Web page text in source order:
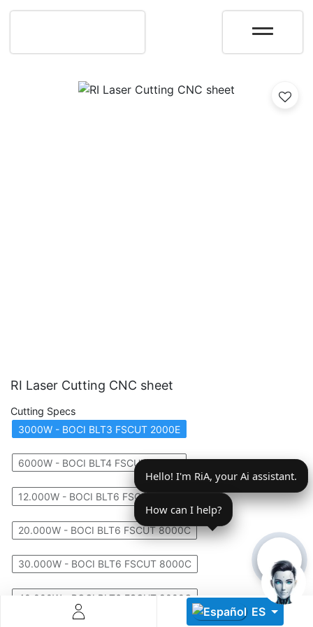
ES
RI Laser Cutting CNC sheet
Cutting Specs
3000W - BOCI BLT3 FSCUT 2000E
6000W - BOCI BLT4 FSCUT 4000E
12.000W - BOCI BLT6 FSCUT 8000C
20.000W - BOCI BLT6 FSCUT 8000C
30.000W - BOCI BLT6 FSCUT 8000C
40.000W - BOCI BLT6 FSCUT 8000C
Descoperă RiA Ecosystem
Platformă integrată pentru managementul flotei de roboți
Monitorizare în timp real și analiză date
Conectează roboți, software și servicii într-o singură
soluție
Scalabil de la 1 robot la zeci de unități
Află mai mult Discută cu RiA
Hello! I'm RiA, your Ai assistant.
How can I help?